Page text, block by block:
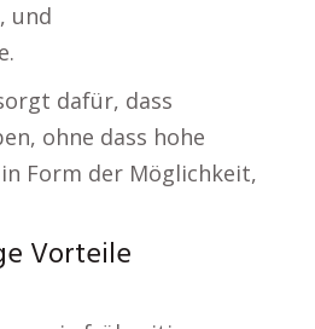
und
dafür, dass
ohne dass hohe
Form der Möglichkeit,
Vorteile